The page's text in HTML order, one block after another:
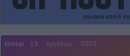
tiistai 19 syyskuu 2023